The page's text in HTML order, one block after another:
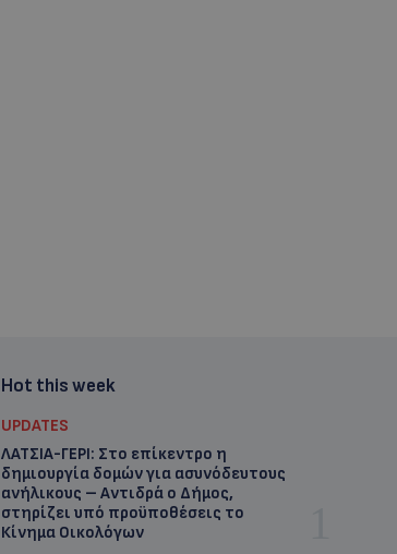
Hot this week
UPDATES
ΛΑΤΣΙΑ-ΓΕΡΙ: Στο επίκεντρο η
δημιουργία δομών για ασυνόδευτους
ανήλικους – Αντιδρά ο Δήμος,
στηρίζει υπό προϋποθέσεις το
Κίνημα Οικολόγων